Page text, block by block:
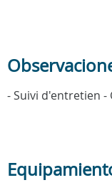
- Suivi d'entretien -